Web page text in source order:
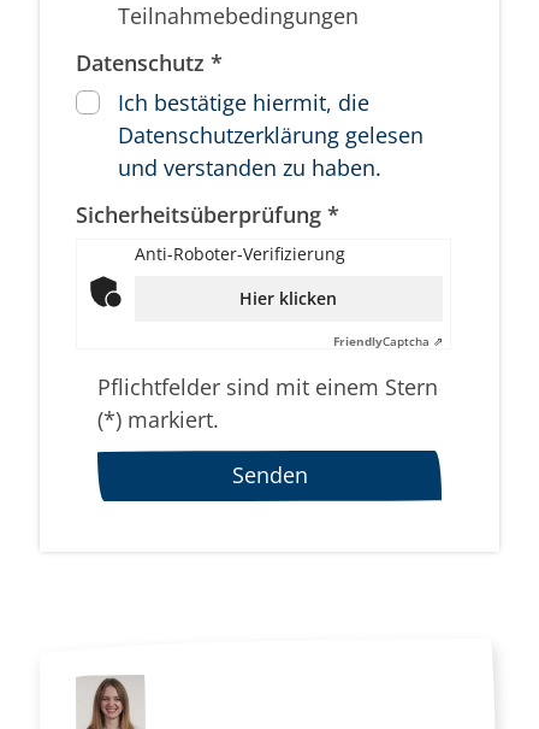
Teilnahmebedingungen
Datenschutz *
Ich bestätige hiermit, die
Datenschutzerklärung gelesen
und verstanden zu haben.
Sicherheitsüberprüfung *
Anti-Roboter-Verifizierung
Hier klicken
FriendlyCaptcha ⇗
Pflichtfelder sind mit einem Stern
(*) markiert.